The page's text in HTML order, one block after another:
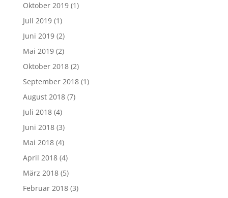
Oktober 2019(1)
Juli 2019(1)
Juni 2019(2)
Mai 2019(2)
Oktober 2018(2)
September 2018(1)
August 2018(7)
Juli 2018(4)
Juni 2018(3)
Mai 2018(4)
April 2018(4)
März 2018(5)
Februar 2018(3)